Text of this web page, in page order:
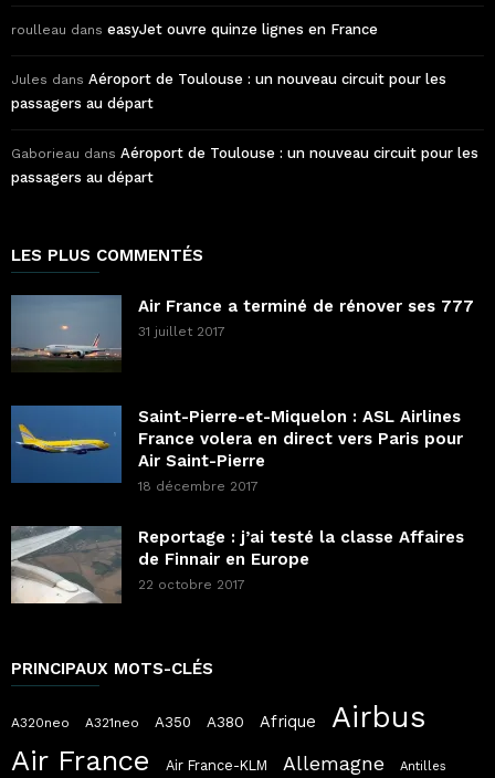
roulleau dans easyJet ouvre quinze lignes en France
Jules dans Aéroport de Toulouse : un nouveau circuit pour les
passagers au départ
Gaborieau dans Aéroport de Toulouse : un nouveau circuit pour les
passagers au départ
LES PLUS COMMENTÉS
Air France a terminé de rénover ses 777
31 juillet 2017
Saint-Pierre-et-Miquelon : ASL Airlines
France volera en direct vers Paris pour
Air Saint-Pierre
18 décembre 2017
Reportage : j’ai testé la classe Affaires
de Finnair en Europe
22 octobre 2017
PRINCIPAUX MOTS-CLÉS
A320neo A321neo A350 A380 Afrique Airbus
Air France Air France-KLM Allemagne Antilles